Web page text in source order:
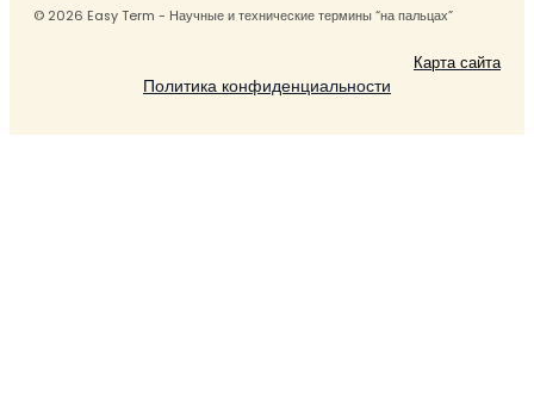
© 2026 Easy Term - Научные и технические термины “на пальцах”
Карта сайта
Политика конфиденциальности